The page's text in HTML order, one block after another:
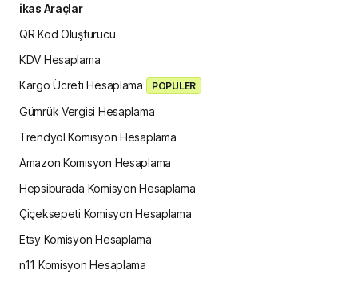
ikas Araçlar
QR Kod Oluşturucu
KDV Hesaplama
Kargo Ücreti Hesaplama
POPULER
Gümrük Vergisi Hesaplama
Trendyol Komisyon Hesaplama
Amazon Komisyon Hesaplama
Hepsiburada Komisyon Hesaplama
Çiçeksepeti Komisyon Hesaplama
Etsy Komisyon Hesaplama
n11 Komisyon Hesaplama